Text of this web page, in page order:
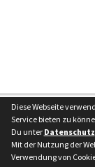
Diese Webseite
Service bieten zu
Du unter Datenschutz
Mit der Nutzung der
Verwendung von